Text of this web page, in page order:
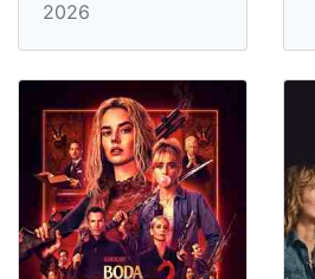
2026